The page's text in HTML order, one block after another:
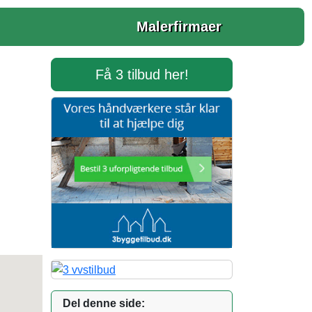
Malerfirmaer
Få 3 tilbud her!
Del denne side: